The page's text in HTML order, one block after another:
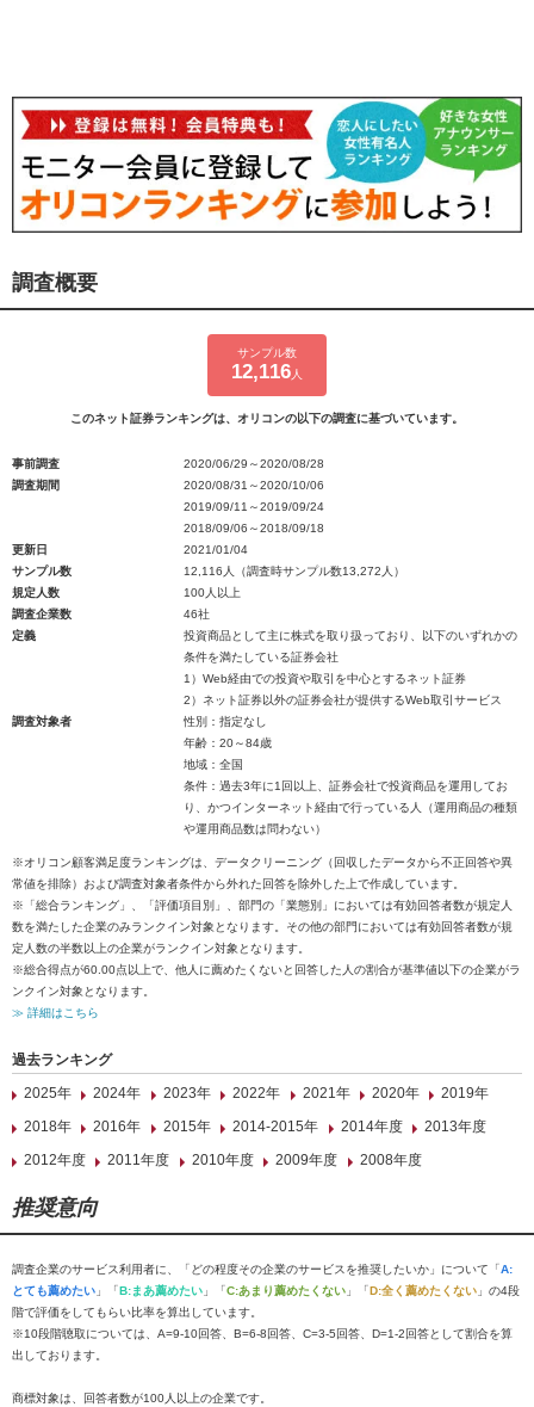
調査概要
サンプル数
12,116 人
このネット証券ランキングは、オリコンの以下の調査に基づいています。
事前調査
2020/06/29～2020/08/28
調査期間
2020/08/31～2020/10/06
2019/09/11～2019/09/24
2018/09/06～2018/09/18
更新日
2021/01/04
サンプル数
12,116人（調査時サンプル数13,272人）
規定人数
100人以上
調査企業数
46社
定義
投資商品として主に株式を取り扱っており、以下のいずれかの
条件を満たしている証券会社
1）Web経由での投資や取引を中心とするネット証券
2）ネット証券以外の証券会社が提供するWeb取引サービス
調査対象者
性別：指定なし
年齢：20～84歳
地域：全国
条件：過去3年に1回以上、証券会社で投資商品を運用してお
り、かつインターネット経由で行っている人（運用商品の種類
や運用商品数は問わない）
※オリコン顧客満足度ランキングは、データクリーニング（回収したデータから不正回答や異
常値を排除）および調査対象者条件から外れた回答を除外した上で作成しています。
※「総合ランキング」、「評価項目別」、部門の「業態別」においては有効回答者数が規定人
数を満たした企業のみランクイン対象となります。その他の部門においては有効回答者数が規
定人数の半数以上の企業がランクイン対象となります。
※総合得点が60.00点以上で、他人に薦めたくないと回答した人の割合が基準値以下の企業がラ
ンクイン対象となります。
≫ 詳細はこちら
過去ランキング
2025年
2024年 2023年 2022年 2021年 2020年
2019年
2018年
2016年 2015年 2014-2015年 2014年度
2013年度
2012年度
2011年度 2010年度 2009年度 2008年度
推奨意向
調査企業のサービス利用者に、「どの程度その企業のサービスを推奨したいか」について「A:
とても薦めたい 」「B:まあ薦めたい 」「C:あまり薦めたくない 」「D:全く薦めたくない 」の4段
階で評価をしてもらい比率を算出しています。
※10段階聴取については、A=9-10回答、B=6-8回答、C=3-5回答、D=1-2回答として割合を算
出しております。
商標対象は、回答者数が100人以上の企業です。